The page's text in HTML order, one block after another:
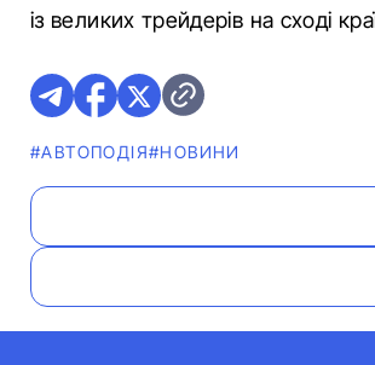
із великих трейдерів на сході
#АВТОПОДІЯ#НОВИНИ